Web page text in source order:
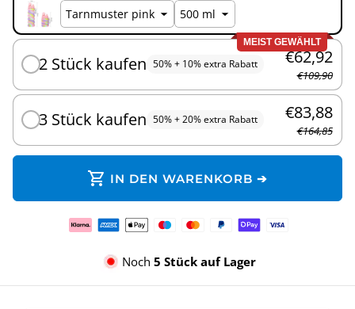
MEIST GEWÄHLT
2 Stück kaufen 50% + 10% extra Rabatt €62,92
€109,90
3 Stück kaufen 50% + 20% extra Rabatt €83,88
€164,85
shopping_cart IN DEN WARENKORB ➔
Zahlungsmethoden
Noch 5 Stück auf Lager